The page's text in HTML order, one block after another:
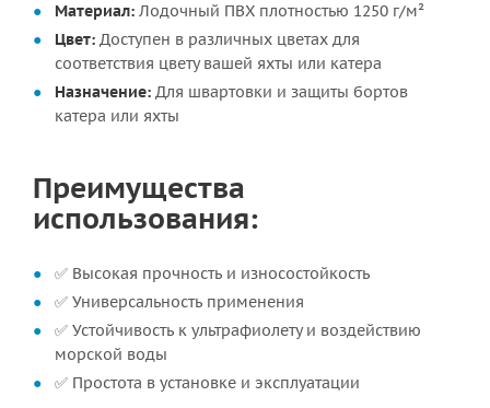
Материал: Лодочный ПВХ плотностью 1250 г/м²
Цвет: Доступен в различных цветах для
соответствия цвету вашей яхты или катера
Назначение: Для швартовки и защиты бортов
катера или яхты
Преимущества
использования:
✅ Высокая прочность и износостойкость
✅ Универсальность применения
✅ Устойчивость к ультрафиолету и воздействию
морской воды
✅ Простота в установке и эксплуатации